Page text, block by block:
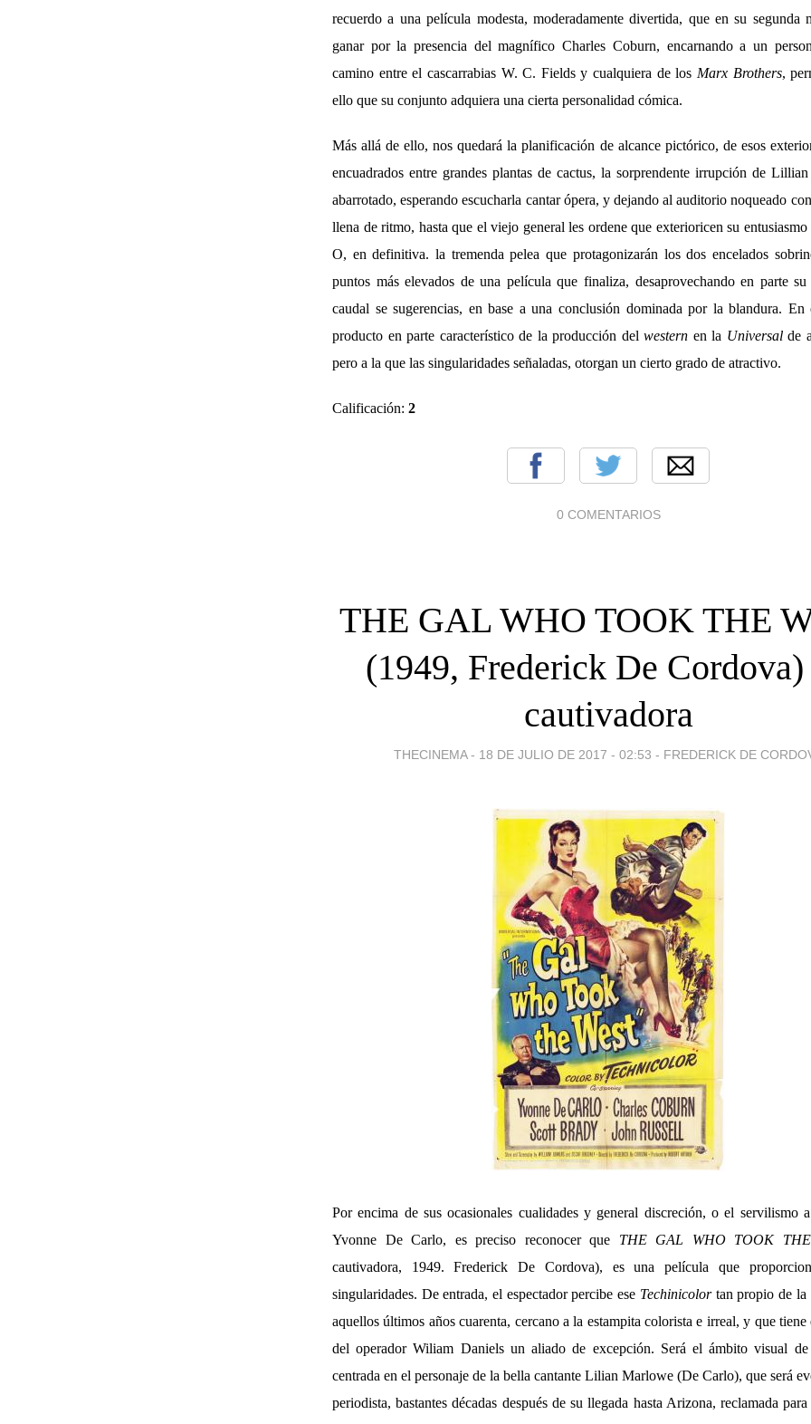
recuerdo a una película modesta, moderadamente divertida, que en su segunda
ganar por la presencia del magnífico Charles Coburn, encarnando a un
camino entre el cascarrabias W. C. Fields y cualquiera de los Marx Brothers,
ello que su conjunto adquiera una cierta personalidad cómica.
Más allá de ello, nos quedará la planificación de alcance pictórico, de esos
encuadrados entre grandes plantas de cactus, la sorprendente irrupción de
abarrotado, esperando escucharla cantar ópera, y dejando al auditorio noqueado
llena de ritmo, hasta que el viejo general les ordene que exterioricen su entusiasmo
O, en definitiva. la tremenda pelea que protagonizarán los dos encelados
puntos más elevados de una película que finaliza, desaprovechando en parte su
caudal se sugerencias, en base a una conclusión dominada por la blandura. En
producto en parte característico de la producción del western en la Universalde
pero a la que las singularidades señaladas, otorgan un cierto grado de atractivo.
Calificación: 2
0 COMENTARIOS
THE GAL WHO TOOK THE
(1949, Frederick De
cautivadora
THECINEMA - 18 DE JULIO DE 2017 - 02:53 - FREDERICK DE
Por encima de sus ocasionales cualidades y general discreción, o el servilismo
Yvonne De Carlo, es preciso reconocer que THE GAL WHO TOOK
cautivadora, 1949. Frederick De Cordova), es una película que
singularidades. De entrada, el espectador percibe ese Techinicolortan propio de la
aquellos últimos años cuarenta, cercano a la estampita colorista e irreal, y que tiene
del operador Wiliam Daniels un aliado de excepción. Será el ámbito visual de
centrada en el personaje de la bella cantante Lilian Marlowe (De Carlo), que será
periodista, bastantes décadas después de su llegada hasta Arizona, reclamada